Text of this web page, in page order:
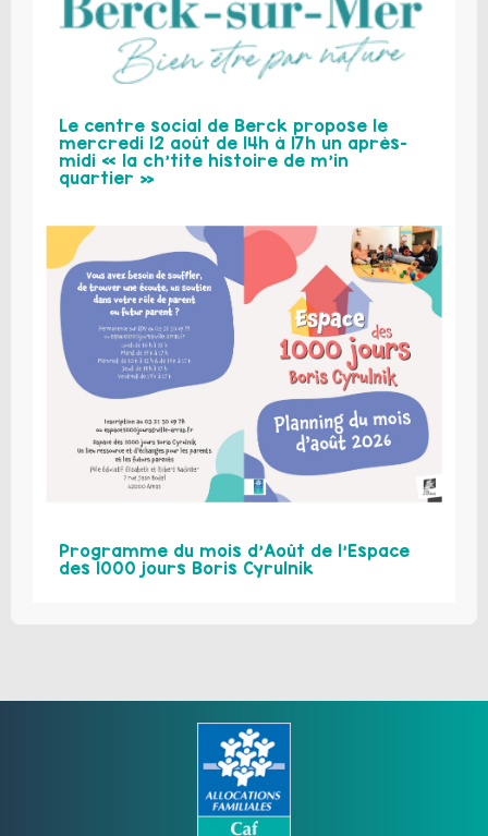
Le centre social de Berck propose le
mercredi 12 août de 14h à 17h un après-
midi « la ch’tite histoire de m’in
quartier »
Programme du mois d’Août de l’Espace
des 1000 jours Boris Cyrulnik